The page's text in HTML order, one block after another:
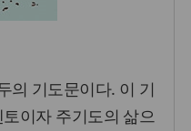
의 기도문이다. 이 기
이자 주기도의 삶으